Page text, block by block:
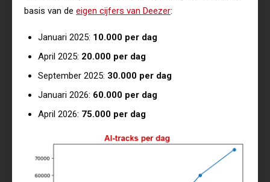
basis van de eigen cijfers van Deezer:
Januari 2025: 10.000 per dag
April 2025: 20.000 per dag
September 2025: 30.000 per dag
Januari 2026: 60.000 per dag
April 2026: 75.000 per dag